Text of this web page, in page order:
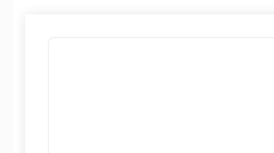
Camera -
Drone